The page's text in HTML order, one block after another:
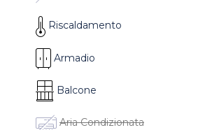
Riscaldamento
Armadio
Balcone
Aria Condizionata